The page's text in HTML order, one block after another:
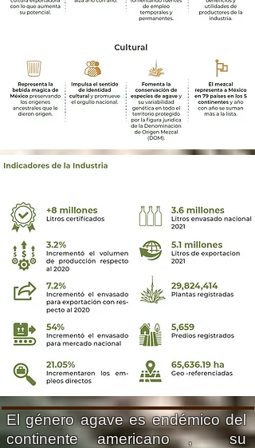
El género agave es endémico del
continente americano , su